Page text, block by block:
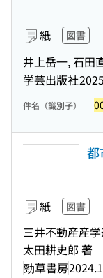
紙 図書
井上岳一, 石田
学芸出版社
件名（識別子）
都
紙 図書
三井不動産産
太田耕史郎 著
勁草書房